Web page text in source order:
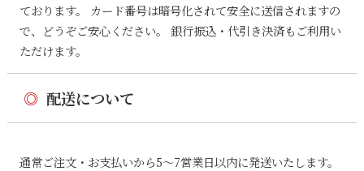
ております。 カード番号は暗号化されて安全に送信されますの
で、どうぞご安心ください。 銀行振込・代引き決済もご利用い
ただけます。
◎ 配送について
通常ご注文・お支払いから5〜7営業日以内に発送いたします。